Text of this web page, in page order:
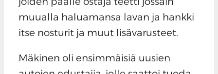
muualla haluamansa lavan ja hankki
itse nosturit ja muut lisävarusteet.
Mäkinen oli ensimmäisiä uusien